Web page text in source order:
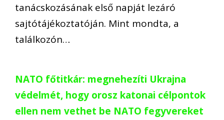
tanácskozásának első napját lezáró
sajtótájékoztatóján. Mint mondta, a
találkozón…
NATO főtitkár: megnehezíti Ukrajna
védelmét, hogy orosz katonai célpontok
ellen nem vethet be NATO fegyvereket